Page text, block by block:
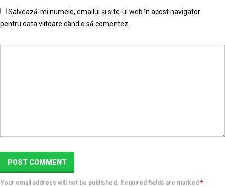
Salvează-mi numele, emailul și site-ul web în acest navigator
pentru data viitoare când o să comentez.
Your email address will not be published. Required fields are marked *